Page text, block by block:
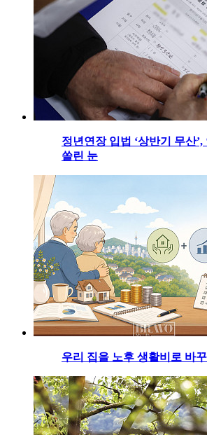
정년연장 입법 ‘상반기 무산’,
쏠린 눈
우리 집을 노후 생활비로 바